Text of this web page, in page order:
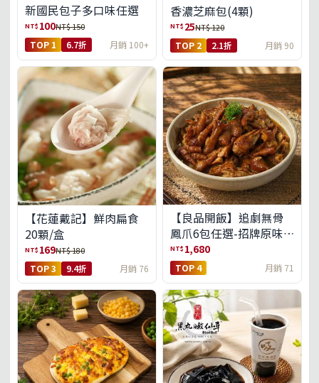
新國民包子多口味任選
NT$ 100NT$ 150
TOP 1 6.7折 月銷 100+
香濃芝麻包(4顆)
NT$ 25NT$ 120
TOP 2 2.1折 月銷 90
【花蓮戴記】鮮肉扁食
20顆/盒
NT$ 169NT$ 180
TOP 3 9.4折 月銷 76
【良品開飯】追劇無骨
鳳爪6包任選-招牌原味/
濃濃蒜香/過癮麻辣(免運
組)
NT$ 1,680
TOP 4 月銷 71